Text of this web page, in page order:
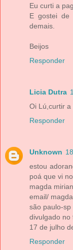
Eu curti a
E gostei
demais.
Beijos
Responder
Licia Dutra
Oi Lú,curtir a
Responder
Unknown
estou
poá que vi
magda
email/
são paulo-sp
divulgado no
17 de julho
Responder